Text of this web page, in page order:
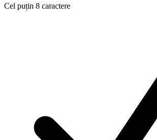
Cel puțin 8 caractere